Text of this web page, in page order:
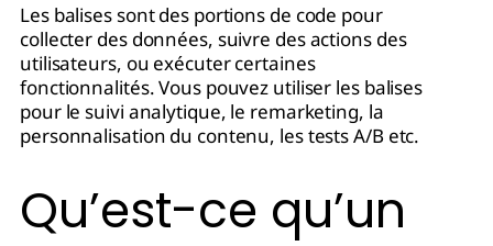
Les balises sont des portions de code pour
collecter des données, suivre des actions des
utilisateurs, ou exécuter certaines
fonctionnalités. Vous pouvez utiliser les balises
pour le suivi analytique, le remarketing, la
personnalisation du contenu, les tests A/B etc.
Qu’est-ce qu’un